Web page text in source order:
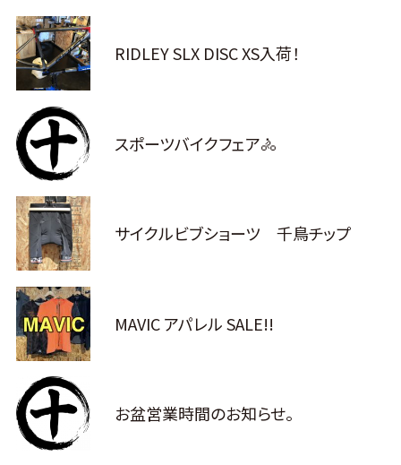
RIDLEY SLX DISC XS入荷！
スポーツバイクフェア🚴
サイクルビブショーツ 千鳥チップ
MAVIC アパレル SALE!!
お盆営業時間のお知らせ。